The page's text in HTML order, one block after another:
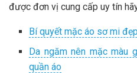
được đơn vị cung cấp uy tín
Bí quyết mặc áo sơ mi
Da ngăm nên mặc màu
quần áo